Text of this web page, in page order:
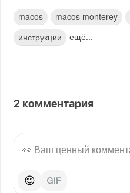
macos macos monterey
инструкции
ещё...
2 комментария
😊